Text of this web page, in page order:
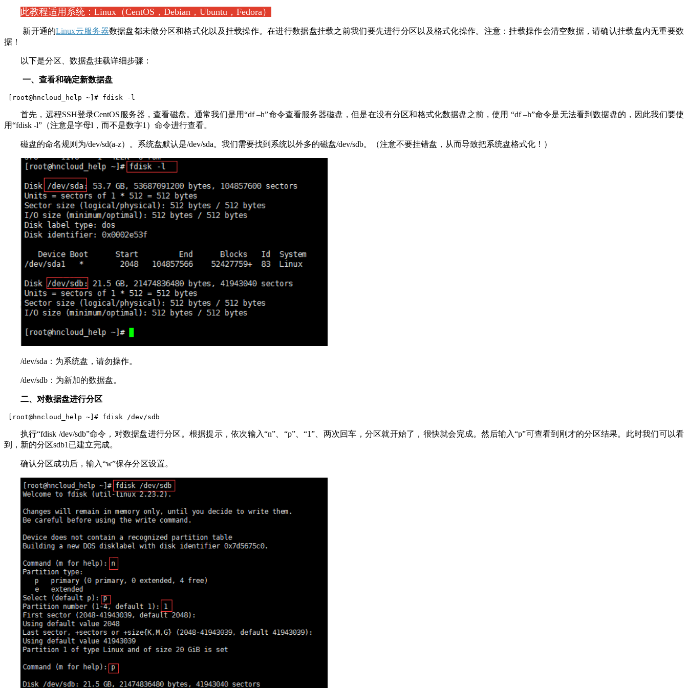
此教程适用系统：Linux（CentOS，Debian，Ubuntu，Fedora）
新开通的Linux云服务器数据盘都未做分区和格式化以及挂载操作。在进行数据盘挂载之前我们要先进行分区以及格式化操作。注意：挂载操作会清空数据，请确认挂载盘内无重要数
据！
以下是分区、数据盘挂载详细步骤：
一、查看和确定新数据盘
[root@hncloud_help ~]# fdisk -l
首先，远程SSH登录CentOS服务器，查看磁盘。通常我们是用“df –h”命令查看服务器磁盘，但是在没有分区和格式化数据盘之前，使用 “df –h”命令是无法看到数据盘的，因此我们要使
用“fdisk -l”（注意是字母l，而不是数字1）命令进行查看。
磁盘的命名规则为/dev/sd(a-z）。系统盘默认是/dev/sda。我们需要找到系统以外多的磁盘/dev/sdb。（注意不要挂错盘，从而导致把系统盘格式化！）
/dev/sda：为系统盘，请勿操作。
/dev/sdb：为新加的数据盘。
二、对数据盘进行分区
[root@hncloud_help ~]# fdisk /dev/sdb
执行“fdisk /dev/sdb”命令，对数据盘进行分区。根据提示，依次输入“n”、“p”、“1”、两次回车，分区就开始了，很快就会完成。然后输入“p”可查看到刚才的分区结果。此时我们可以看
到，新的分区sdb1已建立完成。
确认分区成功后，输入“w”保存分区设置。